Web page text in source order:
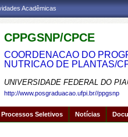
Acadêmicas
CPPGSNP/CPCE
COORDENACAO DO
NUTRICAO DE PLANTAS/
UNIVERSIDADE FEDERAL DO
http://www.posgraduacao.ufpi.br//ppgsnp
Processos Seletivos Notícias